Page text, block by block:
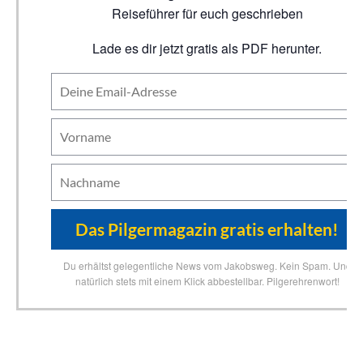
Reiseführer für euch geschrieben
Lade es dir jetzt gratis als PDF herunter.
Du erhältst gelegentliche News vom Jakobsweg. Kein Spam. Und
natürlich stets mit einem Klick abbestellbar. Pilgerehrenwort!